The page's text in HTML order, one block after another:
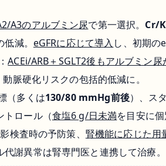
A3のアルブミン尿で第一選択。 Cr/K
減。 eGFRに応じて導入 し、初期の
：ACEi/ARB＋SGLT2後もアルブミン尿
動脈硬化リスクの包括的低減に。
（多くは130/80 mmHg前後）、ス
トロール（食塩6 g/日未満を目安に個
検査時の予防策、 腎機能に応じた用
代謝異常は腎専門医と連携して治療。